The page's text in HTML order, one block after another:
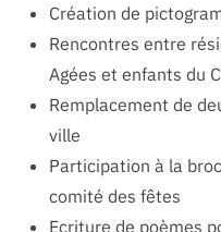
Création de
Rencontres entre
Agées et enfants du
Remplacement de
ville
Participation à la
comité des fêtes
Ecriture de poèmes